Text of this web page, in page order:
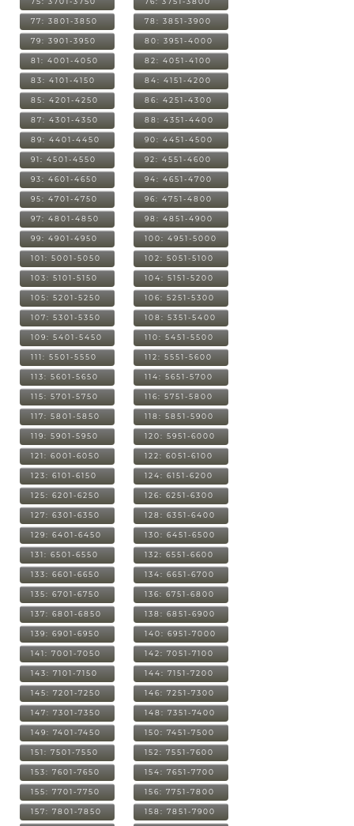
77: 3801-3850 78: 3851-3900
79: 3901-3950 80: 3951-4000
81: 4001-4050 82: 4051-4100
83: 4101-4150 84: 4151-4200
85: 4201-4250 86: 4251-4300
87: 4301-4350 88: 4351-4400
89: 4401-4450 90: 4451-4500
91: 4501-4550 92: 4551-4600
93: 4601-4650 94: 4651-4700
95: 4701-4750 96: 4751-4800
97: 4801-4850 98: 4851-4900
99: 4901-4950 100: 4951-5000
101: 5001-5050 102: 5051-5100
103: 5101-5150 104: 5151-5200
105: 5201-5250 106: 5251-5300
107: 5301-5350 108: 5351-5400
109: 5401-5450 110: 5451-5500
111: 5501-5550 112: 5551-5600
113: 5601-5650 114: 5651-5700
115: 5701-5750 116: 5751-5800
117: 5801-5850 118: 5851-5900
119: 5901-5950 120: 5951-6000
121: 6001-6050 122: 6051-6100
123: 6101-6150 124: 6151-6200
125: 6201-6250 126: 6251-6300
127: 6301-6350 128: 6351-6400
129: 6401-6450 130: 6451-6500
131: 6501-6550 132: 6551-6600
133: 6601-6650 134: 6651-6700
135: 6701-6750 136: 6751-6800
137: 6801-6850 138: 6851-6900
139: 6901-6950 140: 6951-7000
141: 7001-7050 142: 7051-7100
143: 7101-7150 144: 7151-7200
145: 7201-7250 146: 7251-7300
147: 7301-7350 148: 7351-7400
149: 7401-7450 150: 7451-7500
151: 7501-7550 152: 7551-7600
153: 7601-7650 154: 7651-7700
155: 7701-7750 156: 7751-7800
157: 7801-7850 158: 7851-7900